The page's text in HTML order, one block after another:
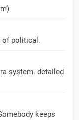
of political.
system. detailed
keeps